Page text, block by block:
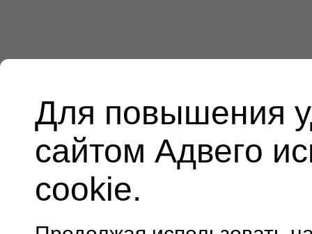
Для повышения
сайтом Адвего
cookie.